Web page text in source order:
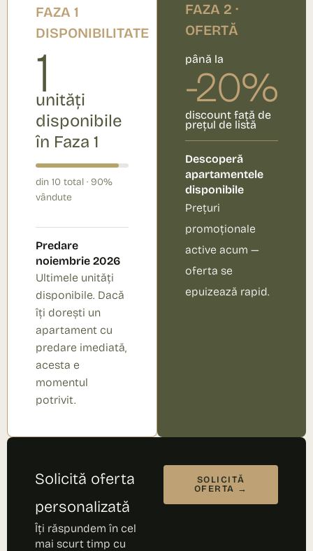
FAZA 1
DISPONIBILITATE
1
unități
disponibile
în Faza 1
din 10 total · 90%
vândute
Predare
noiembrie 2026
Ultimele unități
disponibile. Dacă
îți dorești un
apartament cu
predare imediată,
acesta e
momentul
potrivit.
FAZA 2 ·
OFERTĂ
până la
-20%
discount față de
prețul de listă
Descoperă
apartamentele
disponibile
Prețuri
promoționale
active acum —
oferta se
epuizează rapid.
Solicită oferta
personalizată
Îți răspundem în cel
mai scurt timp cu
SOLICITĂ
OFERTA →